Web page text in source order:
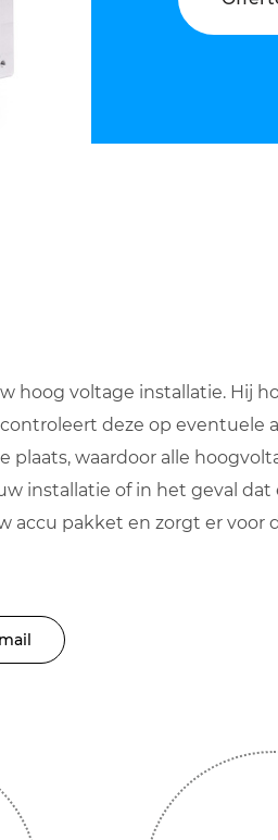
hoog voltage installatie. Hij
deze op eventuele
plaats, waardoor alle
installatie of in het geval
accu pakket en zorgt er voor